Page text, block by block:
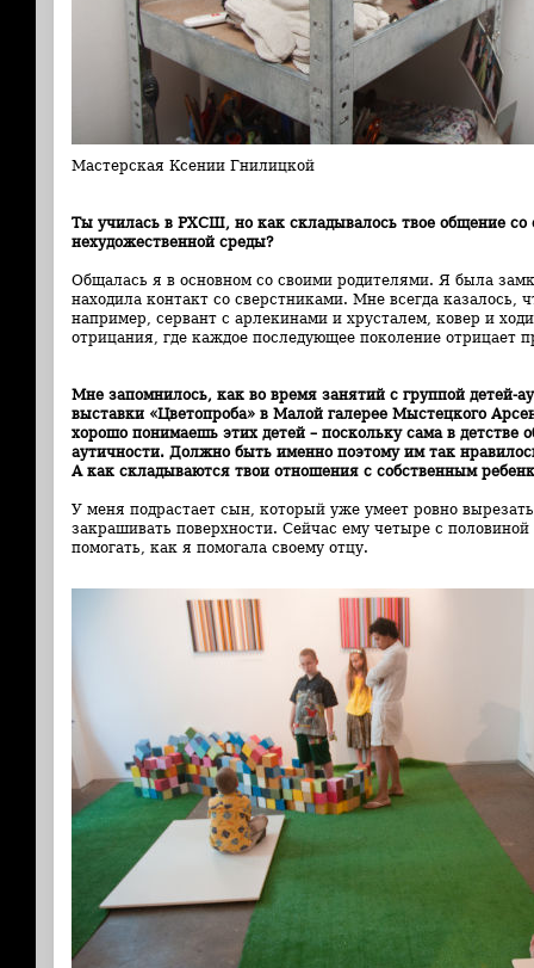
Мастерская Ксении Гнилицкой
Ты училась в РХСШ, но как складывалось твое общение со
нехудожественной среды?
Общалась я в основном со своими родителями. Я была
находила контакт со сверстниками. Мне всегда казалось,
например, сервант с арлекинами и хрусталем, ковер и
отрицания, где каждое последующее поколение отрицает
Мне запомнилось, как во время занятий с группой детей-
выставки «Цветопроба» в Малой галерее Мыстецкого
хорошо понимаешь этих детей – поскольку сама в детстве
аутичности. Должно быть именно поэтому им так
А как складываются твои отношения с собственным
У меня подрастает сын, который уже умеет ровно
закрашивать поверхности. Сейчас ему четыре с половиной
помогать, как я помогала своему отцу.